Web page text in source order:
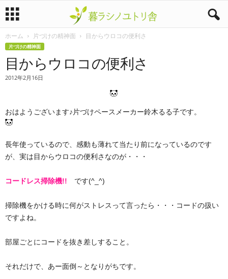
暮
ホーム 片づけの精神面 目からウロコの便利さ
片づけの精神面
目からウロコの便利さ
2012年2月16日
おはようございます♪片づけペースメーカー鈴木るる子です。
長年使っているので、感動も薄れて当たり前になっているのです
が、実は目からウロコの便利さなのが・・・
コードレス掃除機!! です(^_^)
掃除機をかける時に何がストレスって言ったら・・・コードの扱い
ですよね。
部屋ごとにコードを抜き差しすること。
それだけで、あー面倒～となりがちです。